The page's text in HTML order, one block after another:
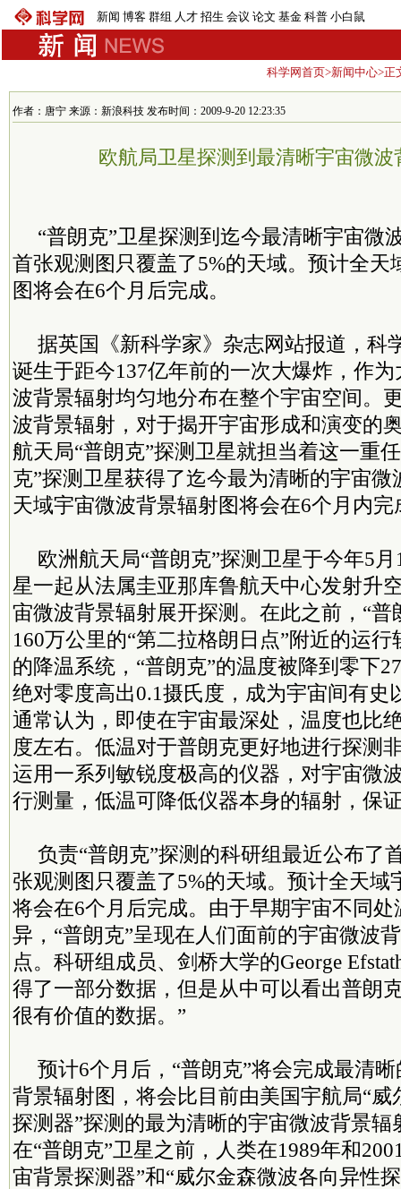
新闻 博客 群组 人才 招生 会议 论文 基金 科普 小白鼠
科学网首页>新闻中心>正
作者：唐宁 来源：新浪科技 发布时间：2009-9-20 12:23:35
欧航局卫星探测到最清晰宇宙微波
“普朗克”卫星探测到迄今最清晰宇宙微
首张观测图只覆盖了5%的天域。预计全天
图将会在6个月后完成。
据英国《新科学家》杂志网站报道，科
诞生于距今137亿年前的一次大爆炸，作为
波背景辐射均匀地分布在整个宇宙空间。
波背景辐射，对于揭开宇宙形成和演变的
航天局“普朗克”探测卫星就担当着这一重
克”探测卫星获得了迄今最为清晰的宇宙
天域宇宙微波背景辐射图将会在6个月内完
欧洲航天局“普朗克”探测卫星于今年5
星一起从法属圭亚那库鲁航天中心发射升
宙微波背景辐射展开探测。在此之前，“普
160万公里的“第二拉格朗日点”附近的运
的降温系统，“普朗克”的温度被降到零下
绝对零度高出0.1摄氏度，成为宇宙间有史
通常认为，即使在宇宙最深处，温度也比
度左右。低温对于普朗克更好地进行探测
运用一系列敏锐度极高的仪器，对宇宙微
行测量，低温可降低仪器本身的辐射，保
负责“普朗克”探测的科研组最近公布了
张观测图只覆盖了5%的天域。预计全天域
将会在6个月后完成。由于早期宇宙不同处
异，“普朗克”呈现在人们面前的宇宙微波
点。科研组成员、剑桥大学的George
得了一部分数据，但是从中可以看出普朗
很有价值的数据。”
预计6个月后，“普朗克”将会完成最清
背景辐射图，将会比目前由美国宇航局“
探测器”探测的最为清晰的宇宙微波背景辐
在“普朗克”卫星之前，人类在1989年和
宙背景探测器”和“威尔金森微波各向异性